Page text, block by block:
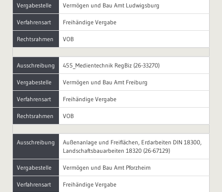
Vergabestelle Vermögen und Bau Amt Ludwigsburg
Verfahrensart Freihändige Vergabe
Rechtsrahmen VOB
Ausschreibung 455_Medientechnik RegBiz (26-33270)
Vergabestelle Vermögen und Bau Amt Freiburg
Verfahrensart Freihändige Vergabe
Rechtsrahmen VOB
Ausschreibung
Außenanlage und Freiflächen, Erdarbeiten DIN 18300,
Landschaftsbauarbeiten 18320 (26-67129)
Vergabestelle Vermögen und Bau Amt Pforzheim
Verfahrensart Freihändige Vergabe